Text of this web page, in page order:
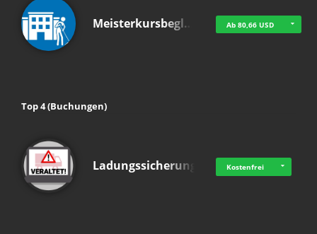
Meisterkursbegl… Ab 80,66 USD
Top 4 (Buchungen)
Ladungssicherung Kostenfrei